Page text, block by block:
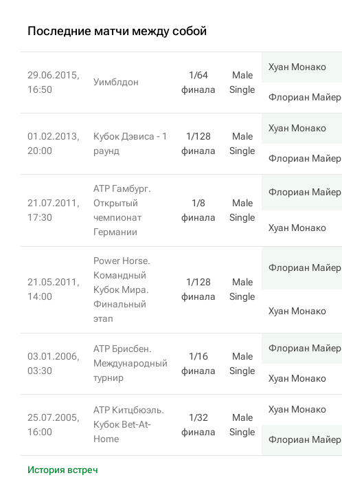
Последние матчи между собой
29.06.2015,
16:50
Уимблдон
1/64
финала
Male
Single
Хуан Монако
Флориан Майер
01.02.2013,
20:00
Кубок Дэвиса - 1
раунд
1/128
финала
Male
Single
Хуан Монако
Флориан Майер
21.07.2011,
17:30
ATP Гамбург.
Открытый
чемпионат
Германии
1/8
финала
Male
Single
Флориан Майер
Хуан Монако
21.05.2011,
14:00
Power Horse.
Командный
Кубок Мира.
Финальный
этап
1/128
финала
Male
Single
Флориан Майер
Хуан Монако
03.01.2006,
03:30
ATP Брисбен.
Международный
турнир
1/16
финала
Male
Single
Флориан Майер
Хуан Монако
25.07.2005,
16:00
ATP Китцбюэль.
Кубок Bet-At-
Home
1/32
финала
Male
Single
Хуан Монако
Флориан Майер
История встреч